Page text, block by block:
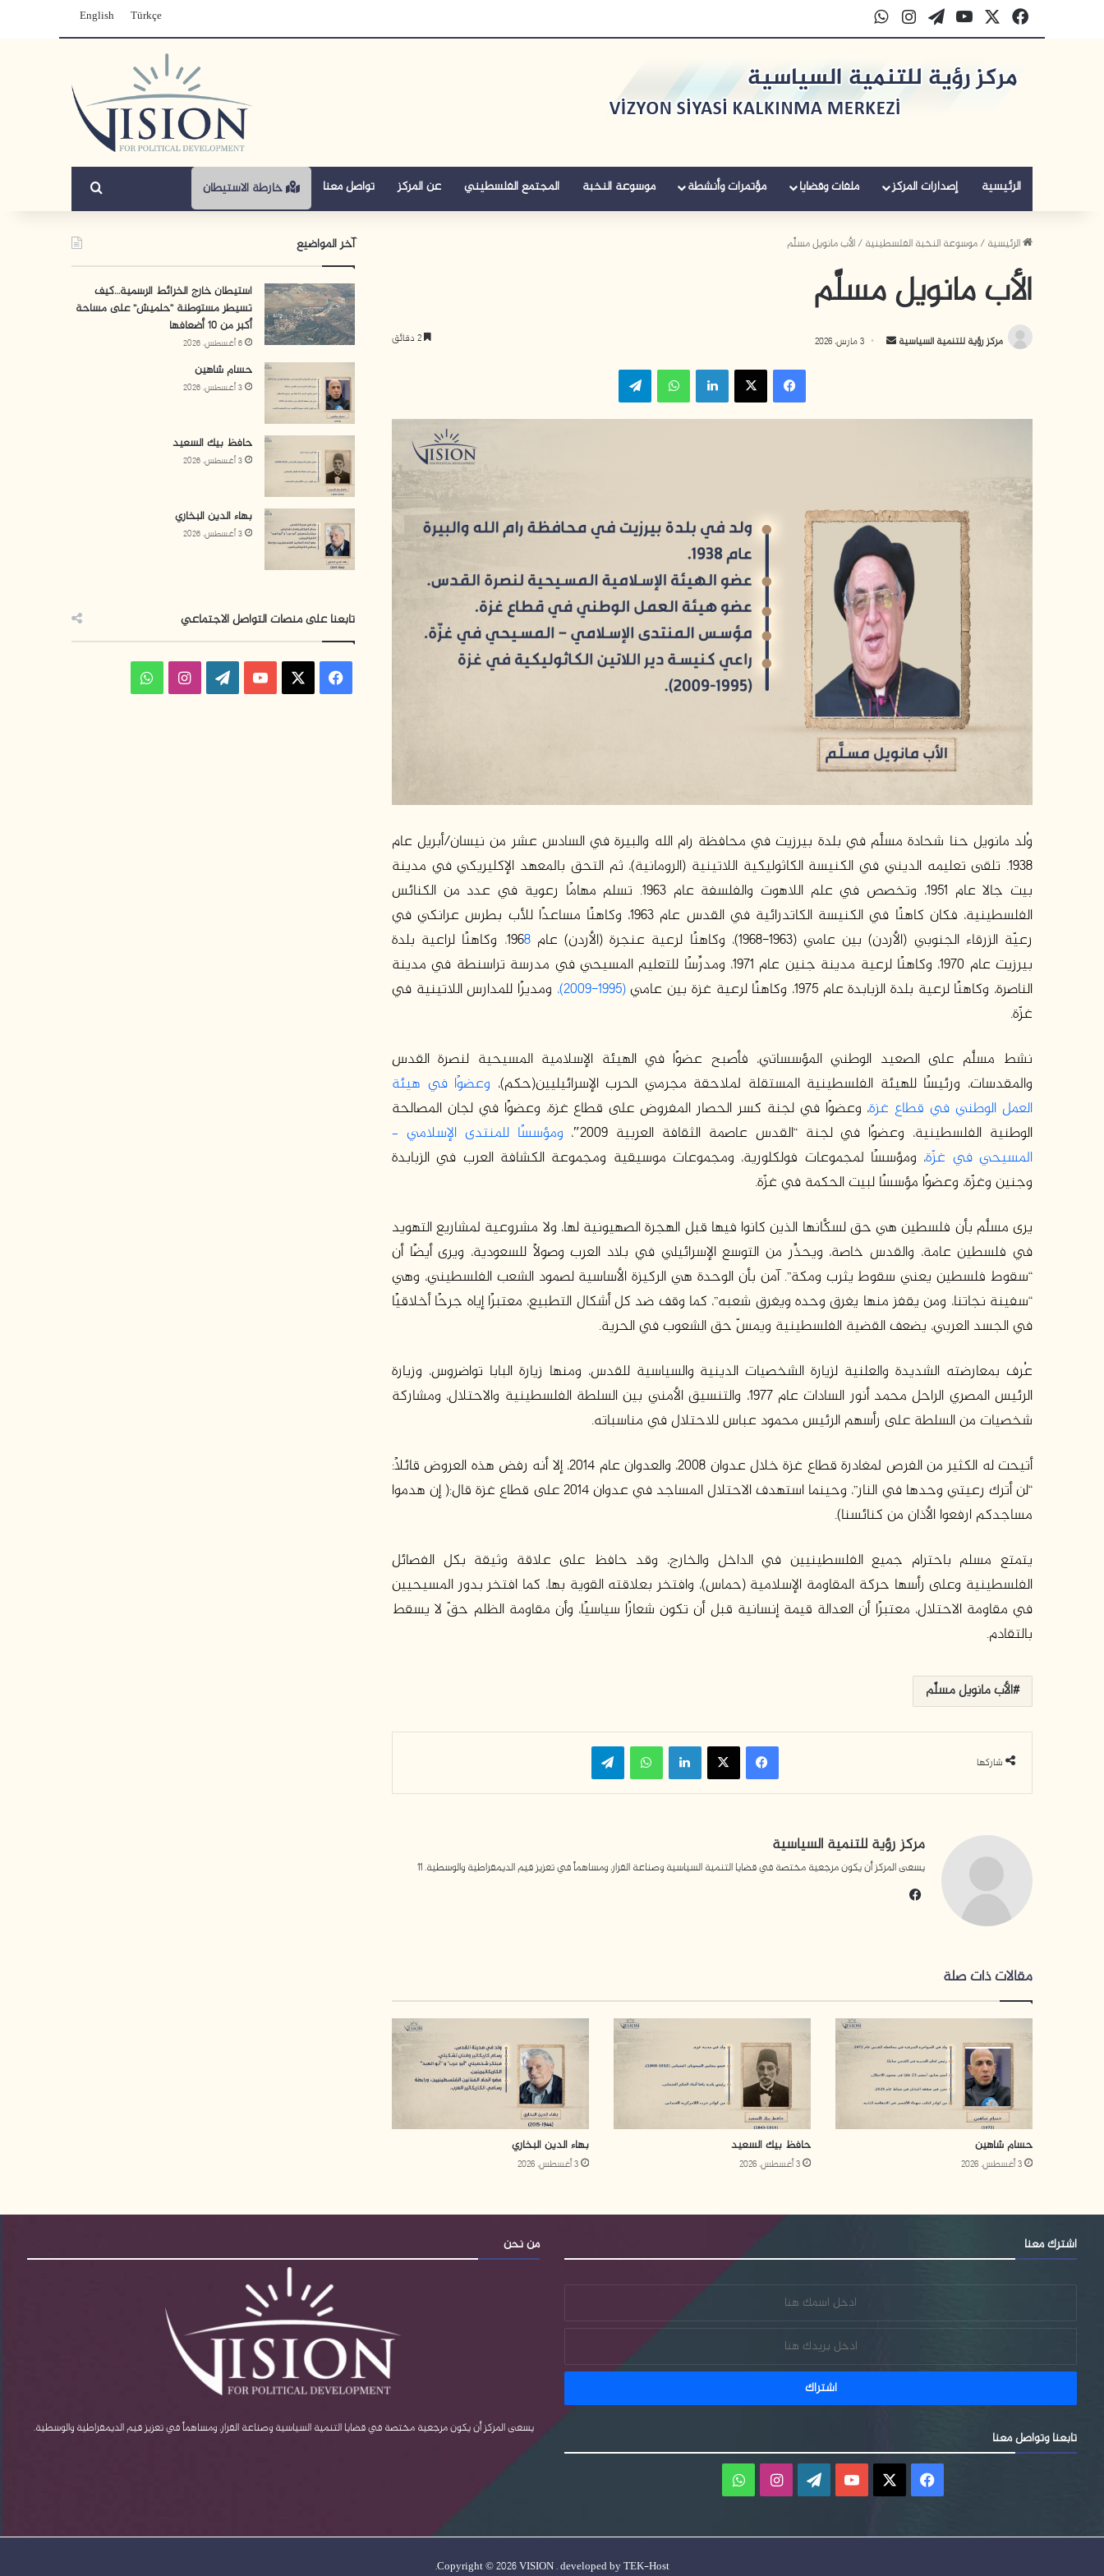
فيسبوك‫YouTube
‫WordPress
انستقرامواتساب Türkçe
English
الرئيسية إصدارات المركز ملفات وقضايا مؤتمرات وأنشطة موسوعة النخبة المجتمع الفلسطيني عن المركز تواصل معنا خارطة الاستيطان بحث عن
الرئيسية/موسوعة النخبة الفلسطينية/الأب مانويل مسلَّم
الأب مانويل مسلَّم
مركز رؤية للتنمية السياسية
أرسل 3 مارس، 2026
فيسبوك ‫X لينكدإن واتساب تيلقرام
وُلد مانويل حنا شحادة مسلَّم في بلدة بيرزيت في محافظة رام الله والبيرة في السادس عشر من نيسان/أبريل عام
1938. تلقى تعليمه الديني في الكنيسة الكاثوليكية اللاتينية (الرومانية)، ثم التحق بالمعهد الإكليريكي في مدينة
بيت جالا عام 1951، وتخصص في علم اللاهوت والفلسفة عام 1963. تسلم مهامًا رعوية في عدد من الكنائس
الفلسطينية، فكان كاهنًا في الكنيسة الكاتدرائية في القدس عام 1963، وكاهنًا مساعدًا للأب بطرس عرانكي في
رعيّة الزرقاء الجنوبي (الأردن) بين عامي (1963-1968)، وكاهنًا لرعية عنجرة (الأردن) عام 196
8،
وكاهنًا لراعية بلدة
بيرزيت عام 1970، وكاهنًا لرعية مدينة جنين عام 1971، ومدرِّسًا للتعليم المسيحي في مدرسة تراسنطة في مدينة
الناصرة، وكاهنًا لرعية بلدة الزبابدة عام 1975، وكاهنًا لرعية غزة بين عامي
(1995-2009)،
ومديرًا للمدارس اللاتينية في
غزّة.
نشط مسلَّم على الصعيد الوطني المؤسساتي، فأصبح عضوًا في الهيئة الإسلامية المسيحية لنصرة القدس
والمقدسات، ورئيسًا للهيئة الفلسطينية المستقلة لملاحقة مجرمي الحرب الإسرائيليين(حكم)، وعضوًا في هيئة
العمل الوطني في قطاع غزة، وعضوًا في لجنة كسر الحصار المفروض على قطاع غزة، وعضوًا في لجان المصالحة
الوطنية الفلسطينية، وعضوًا في لجنة “القدس عاصمة الثقافة العربية 2009″،
ومؤسسًا للمنتدى الإسلامي –
المسيحي في غزّة، ومؤسسًا لمجموعات فولكلورية، ومجموعات موسيقية ومجموعة الكشافة العرب في الزبابدة
وجنين وغزّة، وعضوًا مؤسسًا لبيت الحكمة في غزّة.
يرى مسلَّم بأن فلسطين هي حق لسكَّانها الذين كانوا فيها قبل الهجرة الصهيونية لها، ولا مشروعية لمشاريع التهويد
في فلسطين عامة، والقدس خاصة، ويحذِّر من التوسع الإسرائيلي في بلاد العرب وصولًا للسعودية، ويرى أيضًا أن
“سقوط فلسطين يعني سقوط يثرب ومكة”. آمن بأن الوحدة هي الركيزة الأساسية لصمود الشعب الفلسطيني، وهي
“سفينة نجاتنا، ومن يقفز منها يغرق وحده ويغرق شعبه”، كما وقف ضد كل أشكال التطبيع، معتبرًا إياه جرحًا أخلاقيًا
في الجسد العربي، يضعف القضية الفلسطينية ويمسّ حق الشعوب في الحرية.
عُرف بمعارضته الشديدة والعلنية لزيارة الشخصيات الدينية والسياسية للقدس، ومنها زيارة البابا تواضروس، وزيارة
الرئيس المصري الراحل محمد أنور السادات عام 1977، والتنسيق الأمني بين السلطة الفلسطينية والاحتلال، ومشاركة
شخصيات من السلطة على رأسهم الرئيس محمود عباس للاحتلال في مناسباته.
أتيحت له الكثير من الفرص لمغادرة قطاع غزة خلال عدوان 2008، والعدوان عام 2014، إلا أنه رفض هذه العروض قائلاً:
“لن أترك رعيتي وحدها في النار”، وحينما استهدف الاحتلال المساجد في عدوان 2014 على قطاع غزة قال:( إن هدموا
مساجدكم ارفعوا الأذان من كنائسنا).
يتمتع مسلم باحترام جميع الفلسطينيين في الداخل والخارج، وقد حافظ على علاقة وثيقة بكل الفصائل
الفلسطينية وعلى رأسها حركة المقاومة الإسلامية (حماس)، وافتخر بعلاقته القوية بها، كما افتخر بدور المسيحيين
في مقاومة الاحتلال، معتبرًا أن العدالة قيمة إنسانية قبل أن تكون شعارًا سياسيًا، وأن مقاومة الظلم حقّ لا يسقط
بالتقادم.
الأب مانويل مسلَّم
شاركها
فيسبوك ‫X لينكدإن واتساب تيلقرام
مركز رؤية للتنمية السياسية
يسعى المركز أن يكون مرجعية مختصة في قضايا التنمية السياسية وصناعة القرار، ومساهماً في تعزيز قيم الديمقراطية والوسطية. 11
مقالات ذات صلة
حسام شاهين
3 أغسطس، 2026
حافظ بيك السعيد
3 أغسطس، 2026
بهاء الدين البخاري
3 أغسطس، 2026
آخر المواضيع
استيطان خارج الخرائط الرسمية…كيف
تسيطر مستوطنة “حلميش” على مساحة
أكبر من 10 أضعافها
6 أغسطس، 2026
حسام شاهين
3 أغسطس، 2026
حافظ بيك السعيد
3 أغسطس، 2026
بهاء الدين البخاري
3 أغسطس، 2026
تابعنا على منصات التواصل الاجتماعي
فيسبوك ‫YouTube
‫WordPress
انستقرامواتساب
من نحن
يسعى المركز أن يكون مرجعية مختصة في قضايا التنمية السياسية وصناعة القرار، ومساهماً في تعزيز قيم الديمقراطية والوسطية.
اشترك معنا
تابعنا وتواصل معنا
فيسبوك ‫YouTube
‫WordPress
انستقرامواتساب
Copyright © 2026 VISION . developed byTEK-Host
.